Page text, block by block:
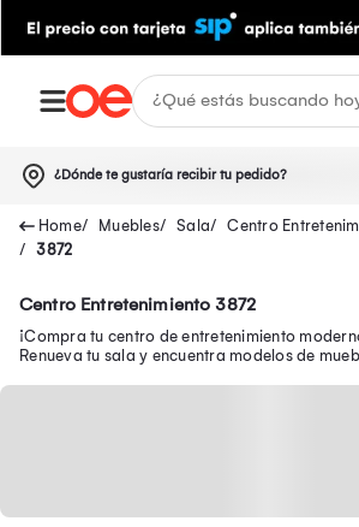
¿Dónde te gustaría recibir tu pedido?
Muebles Sala Centro
3872
Centro Entretenimiento 3872
¡Compra tu centro de entretenimiento
Renueva tu sala y encuentra modelos de